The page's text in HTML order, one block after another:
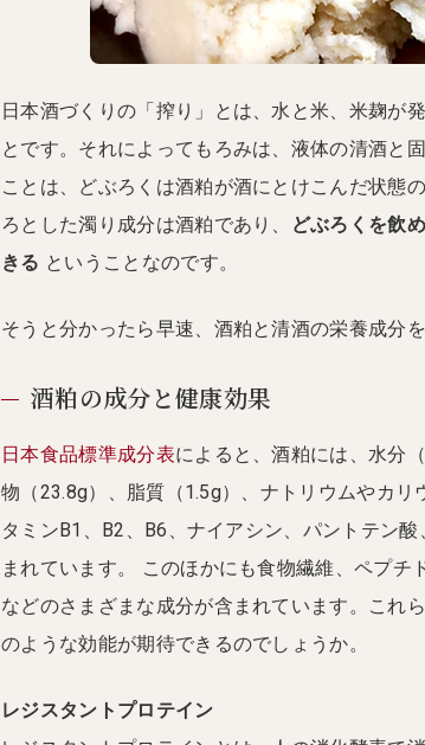
日本酒づくりの「搾り」とは、水と米、米麹が
とです。それによってもろみは、液体の清酒と
ことは、どぶろくは酒粕が酒にとけこんだ状態
ろとした濁り成分は酒粕であり、
どぶろくを飲
きる ということなのです。
そうと分かったら早速、酒粕と清酒の栄養成分
酒粕の成分と健康効果
日本食品標準成分表によると、酒粕には、水分
物（23.8g）、脂質（1.5g）、ナトリウムやカ
タミンB1、B2、B6、ナイアシン、パントテン
まれています。 このほかにも食物繊維、ペプチ
などのさまざまな成分が含まれています。これ
のような効能が期待できるのでしょうか。
レジスタントプロテイン